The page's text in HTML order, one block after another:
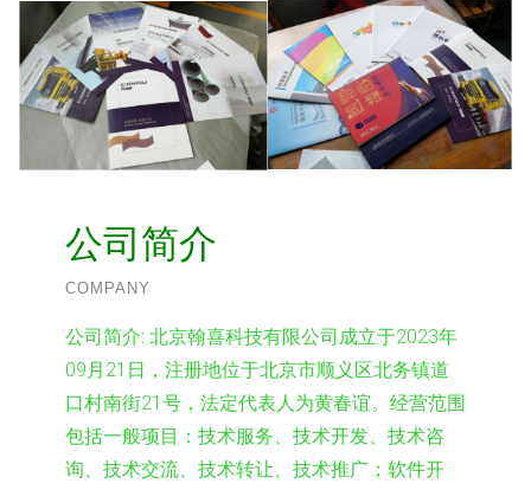
公司简介
COMPANY
公司简介: 北京翰喜科技有限公司成立于2023年
09月21日，注册地位于北京市顺义区北务镇道
口村南街21号，法定代表人为黄春谊。经营范围
包括一般项目：技术服务、技术开发、技术咨
询、技术交流、技术转让、技术推广；软件开